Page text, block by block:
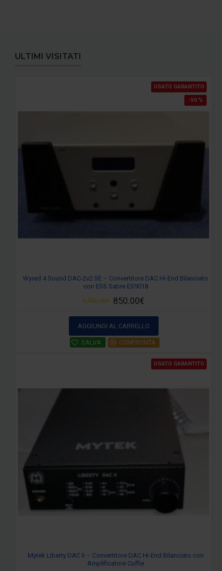
ULTIMI VISITATI
USATO GARANTITO
-50 %
Wyred 4 Sound DAC-2v2 SE – Convertitore DAC Hi-End Bilanciato
con ESS Sabre ES9018
850.00€
1,700.00€
AGGIUNGI AL CARRELLO
SALVA CONFRONTA
USATO GARANTITO
Mytek Liberty DAC II – Convertitore DAC Hi-End Bilanciato con
Amplificatore Cuffie